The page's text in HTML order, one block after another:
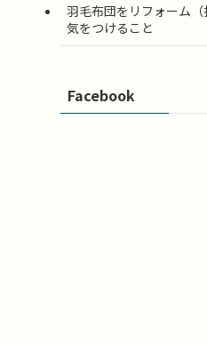
羽毛布団をリフォーム
気をつけること
Facebook